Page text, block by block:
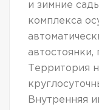
и зимние
комплекса
автостоянки,
Территория
Внутренняя